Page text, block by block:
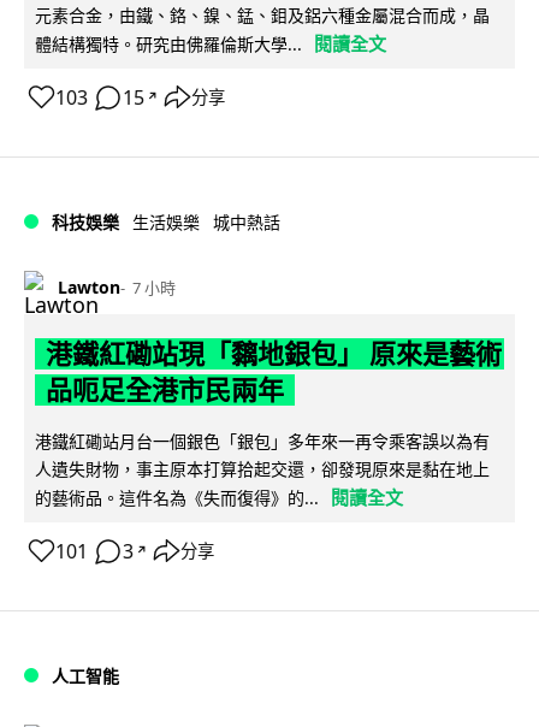
元素合金，由鐵、鉻、鎳、錳、鉬及鋁六種金屬混合而成，晶
體結構獨特。研究由佛羅倫斯大學...
閱讀全文
103 15 ↗ 分享
科技娛樂 生活娛樂 城中熱話
Lawton 7 小時
港鐵紅磡站現「黐地銀包」 原來是藝術
品呃足全港市民兩年
港鐵紅磡站月台一個銀色「銀包」多年來一再令乘客誤以為有
人遺失財物，事主原本打算拾起交還，卻發現原來是黏在地上
的藝術品。這件名為《失而復得》的...
閱讀全文
101 3 ↗ 分享
人工智能